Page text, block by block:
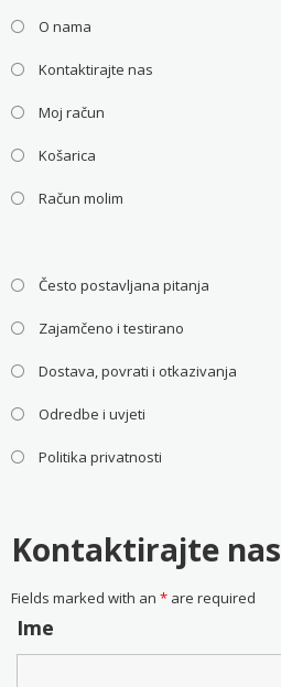
O nama
Kontaktirajte nas
Moj račun
Košarica
Račun molim
Često postavljana pitanja
Zajamčeno i testirano
Dostava, povrati i otkazivanja
Odredbe i uvjeti
Politika privatnosti
Kontaktirajte nas
Fields marked with an *are required
Ime